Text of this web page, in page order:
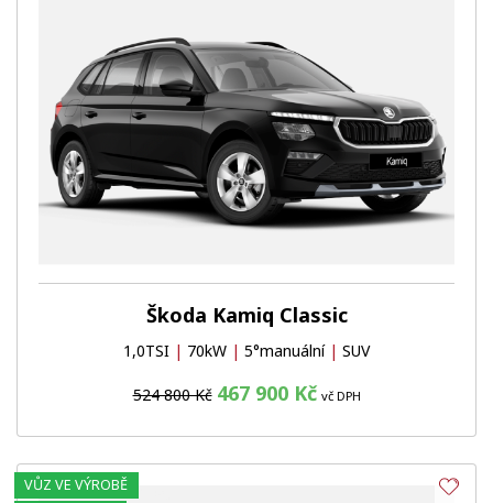
Škoda Kamiq Classic
1,0TSI | 70kW | 5°manuální | SUV
524 800 Kč 467 900 Kč vč DPH
VŮZ VE VÝROBĚ